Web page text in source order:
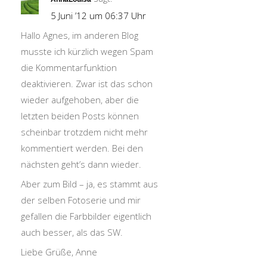
5 Juni ’12 um 06:37 Uhr
Hallo Agnes, im anderen Blog
musste ich kürzlich wegen Spam
die Kommentarfunktion
deaktivieren. Zwar ist das schon
wieder aufgehoben, aber die
letzten beiden Posts können
scheinbar trotzdem nicht mehr
kommentiert werden. Bei den
nächsten geht’s dann wieder.
Aber zum Bild – ja, es stammt aus
der selben Fotoserie und mir
gefallen die Farbbilder eigentlich
auch besser, als das SW.
Liebe Grüße, Anne